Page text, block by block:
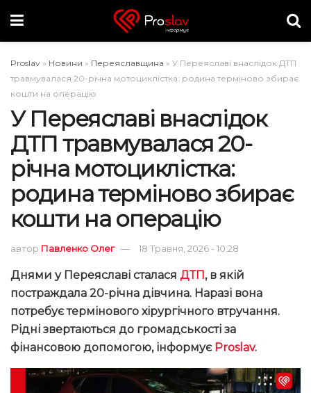
Proslav » Новини » Переяславщина » У Переяславі внаслідок ДТП
травмувалася 20-річна мотоциклістка: родина терміново збирає
кошти на операцію
У Переяславі внаслідок
ДТП травмувалася 20-
річна мотоциклістка:
родина терміново збирає
кошти на операцію
автор Павленко Олег 18 Травня, 2026 - 10:28
Днями у Переяславі сталася ДТП, в якій
постраждала 20-річна дівчина. Наразі вона
потребує термінового хірургічного втручання.
Рідні звертаються до громадськості за
фінансовою допомогою, інформує Proslav.